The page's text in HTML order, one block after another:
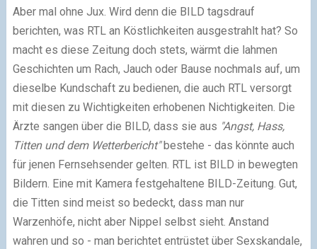
Aber mal ohne Jux. Wird denn die BILD tagsdrauf
berichten, was RTL an Köstlichkeiten ausgestrahlt hat? So
macht es diese Zeitung doch stets, wärmt die lahmen
Geschichten um Rach, Jauch oder Bause nochmals auf, um
dieselbe Kundschaft zu bedienen, die auch RTL versorgt
mit diesen zu Wichtigkeiten erhobenen Nichtigkeiten. Die
Ärzte sangen über die BILD, dass sie aus "Angst, Hass,
Titten und dem Wetterbericht"bestehe - das könnte auch
für jenen Fernsehsender gelten. RTL ist BILD in bewegten
Bildern. Eine mit Kamera festgehaltene BILD-Zeitung. Gut,
die Titten sind meist so bedeckt, dass man nur
Warzenhöfe, nicht aber Nippel selbst sieht. Anstand
wahren und so - man berichtet entrüstet über Sexskandale,